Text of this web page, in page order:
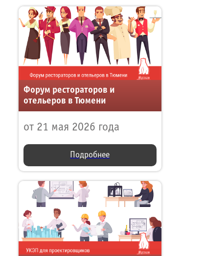
Форум рестораторов и
отельеров в Тюмени
от 21 мая 2026 года
Подробнее